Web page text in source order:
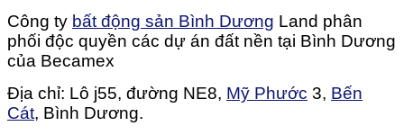
Công ty bất động sản Bình Dương Land phân
phối độc quyền các dự án đất nền tại Bình Dương
của Becamex
Địa chỉ: Lô j55, đường NE8, Mỹ Phước 3, Bến
Cát, Bình Dương.